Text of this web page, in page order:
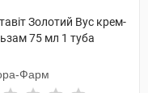
Золотий Вус крем-
75 мл 1 туба
Фарм